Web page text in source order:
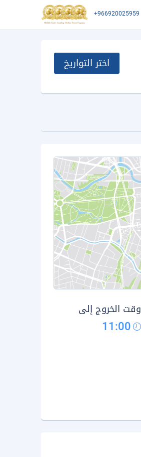
+966920025959
اختر التواريخ
وقت الخروج إلى
11:00